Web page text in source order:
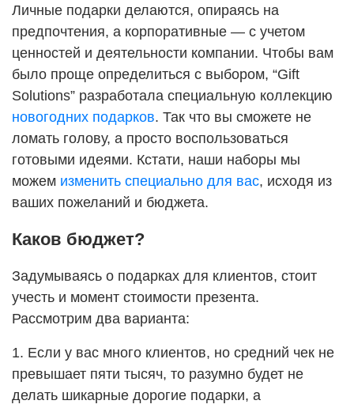
Личные подарки делаются, опираясь на
предпочтения, а корпоративные — с учетом
ценностей и деятельности компании. Чтобы вам
было проще определиться с выбором, “Gift
Solutions” разработала специальную коллекцию
новогодних подарков. Так что вы сможете не
ломать голову, а просто воспользоваться
готовыми идеями. Кстати, наши наборы мы
можем изменить специально для вас, исходя из
ваших пожеланий и бюджета.
Каков бюджет?
Задумываясь о подарках для клиентов, стоит
учесть и момент стоимости презента.
Рассмотрим два варианта:
1. Если у вас много клиентов, но средний чек не
превышает пяти тысяч, то разумно будет не
делать шикарные дорогие подарки, а
Перезвоните мне!
Наши специалисты с радостью проконсультируют Вас по
Ваше имя:
Телефон *
Оставить отзыв
Ваше имя:*
Телефон
Ваш e-mail:*
Отзыв:
Нажимая на кнопку «Отправить отзыв», вы соглашаетесь на
Готово!
Ваша заявка принята, наши специалисты свяжутся с вами
ОК
Для доступа на сайт необходимо
Сайт содержит информацию, не рекомендованную для лиц,
Мне исполнилось 18 лет!